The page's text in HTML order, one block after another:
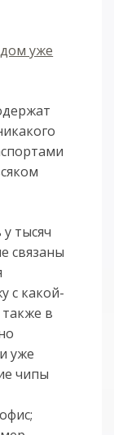
уже
тысяч
связаны
с какой-
в
уже
чипы